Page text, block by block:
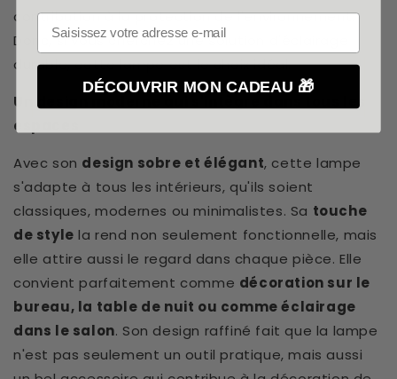
contribution à la protection de l'environnement.
Donc, si vous cherchez une solution d'éclairage
durable, cette lampe est le choix idéal.
Un design moderne qui s'intègre dans tous les
espaces
Avec son design sobre et élégant, cette lampe
s'adapte à tous les intérieurs, qu'ils soient
classiques, modernes ou minimalistes. Sa touche
de style la rend non seulement fonctionnelle, mais
elle attire aussi le regard dans chaque pièce. Elle
convient parfaitement comme décoration sur le
bureau, la table de nuit ou comme éclairage
dans le salon. Son design raffiné fait que la lampe
n'est pas seulement un outil pratique, mais aussi
DÉCOUVRIR MON CADEAU 🎁